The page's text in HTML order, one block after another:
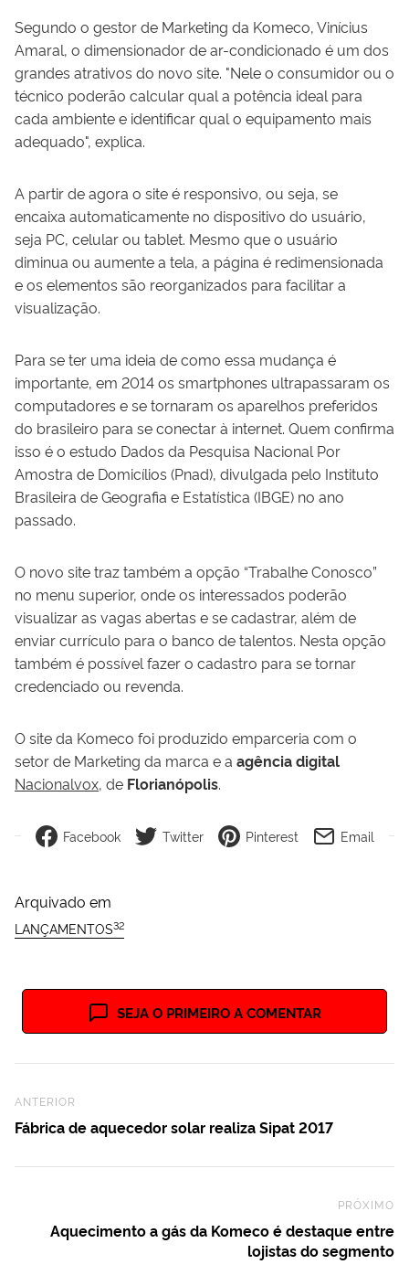
Segundo o gestor de Marketing da Komeco, Vinícius
Amaral, o dimensionador de ar-condicionado é um dos
grandes atrativos do novo site. "Nele o consumidor ou o
técnico poderão calcular qual a potência ideal para
cada ambiente e identificar qual o equipamento mais
adequado", explica.
A partir de agora o site é responsivo, ou seja, se
encaixa automaticamente no dispositivo do usuário,
seja PC, celular ou tablet. Mesmo que o usuário
diminua ou aumente a tela, a página é redimensionada
e os elementos são reorganizados para facilitar a
visualização.
Para se ter uma ideia de como essa mudança é
importante, em 2014 os smartphones ultrapassaram os
computadores e se tornaram os aparelhos preferidos
do brasileiro para se conectar à internet. Quem confirma
isso é o estudo Dados da Pesquisa Nacional Por
Amostra de Domicílios (Pnad), divulgada pelo Instituto
Brasileira de Geografia e Estatística (IBGE) no ano
passado.
O novo site traz também a opção “Trabalhe Conosco”
no menu superior, onde os interessados poderão
visualizar as vagas abertas e se cadastrar, além de
enviar currículo para o banco de talentos. Nesta opção
também é possível fazer o cadastro para se tornar
credenciado ou revenda.
O site da Komeco foi produzido emparceria com o
setor de Marketing da marca e a agência digital
Nacionalvox, de Florianópolis.
Facebook Twitter Pinterest Email
Arquivado em
LANÇAMENTOS32
SEJA O PRIMEIRO A COMENTAR
Previous Post
ANTERIOR
Fábrica de aquecedor solar realiza Sipat 2017
PRÓXIMO
Aquecimento a gás da Komeco é destaque entre
lojistas do segmento